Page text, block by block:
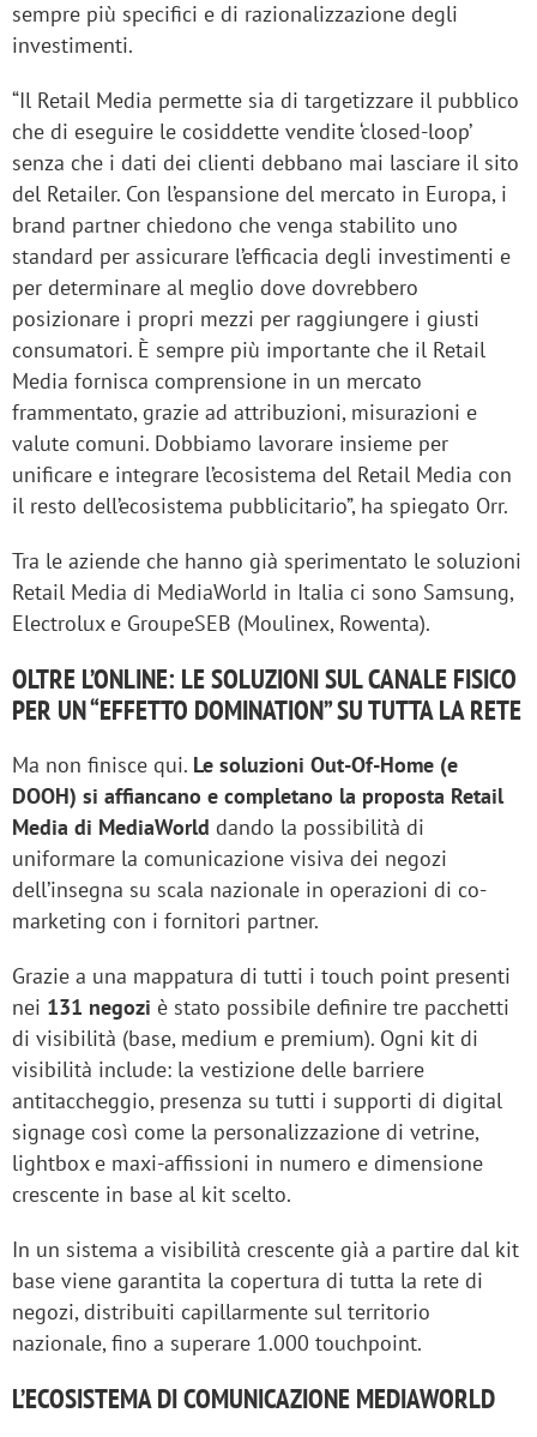
sempre più specifici e di razionalizzazione degli
investimenti.
“Il Retail Media permette sia di targetizzare il pubblico
che di eseguire le cosiddette vendite ‘closed-loop’
senza che i dati dei clienti debbano mai lasciare il sito
del Retailer. Con l’espansione del mercato in Europa, i
brand partner chiedono che venga stabilito uno
standard per assicurare l’efficacia degli investimenti e
per determinare al meglio dove dovrebbero
posizionare i propri mezzi per raggiungere i giusti
consumatori. È sempre più importante che il Retail
Media fornisca comprensione in un mercato
frammentato, grazie ad attribuzioni, misurazioni e
valute comuni. Dobbiamo lavorare insieme per
unificare e integrare l’ecosistema del Retail Media con
il resto dell’ecosistema pubblicitario”, ha spiegato Orr.
Tra le aziende che hanno già sperimentato le soluzioni
Retail Media di MediaWorld in Italia ci sono Samsung,
Electrolux e GroupeSEB (Moulinex, Rowenta).
OLTRE L’ONLINE: LE SOLUZIONI SUL CANALE FISICO
PER UN “EFFETTO DOMINATION” SU TUTTA LA RETE
Ma non finisce qui. Le soluzioni Out-Of-Home (e
DOOH) si affiancano e completano la proposta Retail
Media di MediaWorld dando la possibilità di
uniformare la comunicazione visiva dei negozi
dell’insegna su scala nazionale in operazioni di co-
marketing con i fornitori partner.
Grazie a una mappatura di tutti i touch point presenti
nei 131 negozi è stato possibile definire tre pacchetti
di visibilità (base, medium e premium). Ogni kit di
visibilità include: la vestizione delle barriere
antitaccheggio, presenza su tutti i supporti di digital
signage così come la personalizzazione di vetrine,
lightbox e maxi-affissioni in numero e dimensione
crescente in base al kit scelto.
In un sistema a visibilità crescente già a partire dal kit
base viene garantita la copertura di tutta la rete di
negozi, distribuiti capillarmente sul territorio
nazionale, fino a superare 1.000 touchpoint.
L’ECOSISTEMA DI COMUNICAZIONE MEDIAWORLD